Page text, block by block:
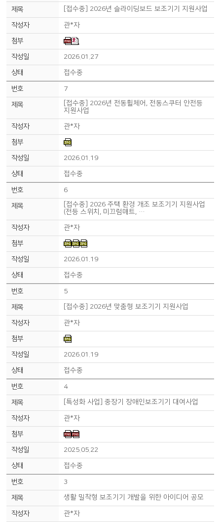
[접수중] 2026년 슬라이딩보드 보조기기 지원사업
관*자
2026.01.27
접수중
7
[접수중] 2026년 전동휠체어, 전동스쿠터 안전등
지원사업
관*자
2026.01.19
접수중
6
[접수중] 2026 주택 환경 개조 보조기기 지원사업
(전등 스위치, 미끄럼매트, …
관*자
2026.01.19
접수중
5
[접수중] 2026년 맞춤형 보조기기 지원사업
관*자
2026.01.19
접수중
4
[특성화 사업] 중장기 장애인보조기기 대여사업
관*자
2025.05.22
접수중
3
생활 밀착형 보조기기 개발을 위한 아이디어 공모
관*자